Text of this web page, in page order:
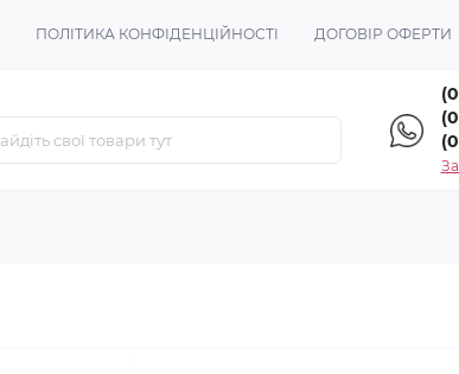
ПОЛІТИКА КОНФІДЕНЦІЙНОСТІ ДОГОВІР ОФЕРТИ